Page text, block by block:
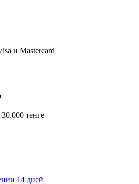
и Mastercard
тенге
14 дней